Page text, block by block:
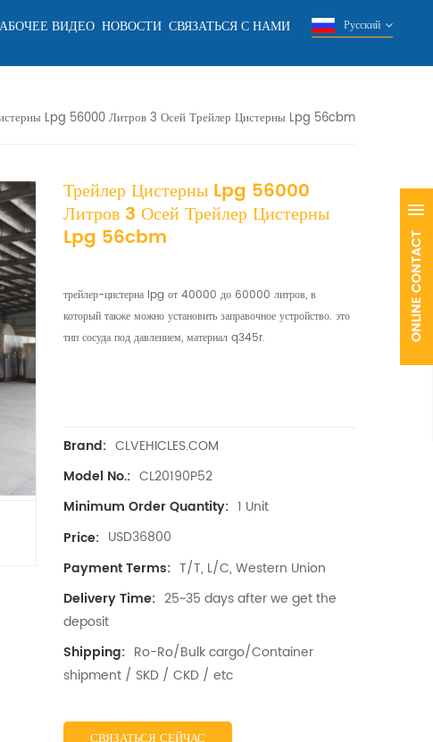
ВИДЕО НОВОСТИ СВЯЗАТЬСЯ С НАМИ Русский
Lpg 56000 Литров 3 Осей Трейлер Цистерны Lpg 56cbm
Трейлер Цистерны Lpg 56000
Литров 3 Осей Трейлер Цистерны
Lpg 56cbm
трейлер-цистерна lpg от 40000 до 60000 литров, в
который также можно установить заправочное устройство. это
тип сосуда под давлением, материал q345r.
Brand: CLVEHICLES.COM
Model No.: CL20190P52
Minimum Order Quantity: 1 Unit
Price: USD36800
Payment Terms: T/T, L/C, Western Union
Delivery Time: 25~35 days after we get the
deposit
Shipping: Ro-Ro/Bulk cargo/Container
shipment / SKD / CKD / etc